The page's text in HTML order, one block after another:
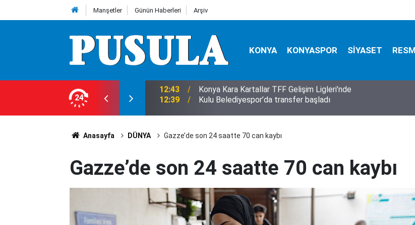
Manşetler Günün Haberleri Arşiv
KONYA KONYASPOR SİYASET
24 12:39 Kulu Belediyespor’da transfer başladı
Anasayfa DÜNYA Gazze’de son 24 saatte 70 can kaybı
Gazze’de son 24 saatte 70 can kaybı